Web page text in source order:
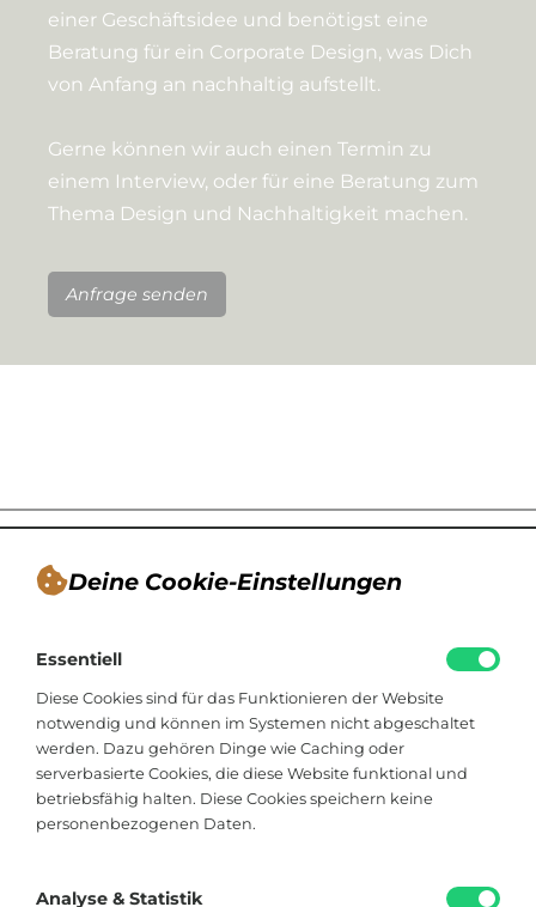
Deine Cookie-Einstellungen
Essentiell
Diese Cookies sind für das Funktionieren der Website
notwendig und können im Systemen nicht abgeschaltet
werden. Dazu gehören Dinge wie Caching oder
serverbasierte Cookies, die diese Website funktional und
betriebsfähig halten. Diese Cookies speichern keine
personenbezogenen Daten.
Analyse & Statistik
einer Geschäftsidee und benötigst eine
Beratung für ein Corporate Design, was Dich
von Anfang an nachhaltig aufstellt.
Gerne können wir auch einen Termin zu
einem Interview, oder für eine Beratung zum
Thema Design und Nachhaltigkeit machen.
Anfrage senden
Blogger, Berater für nachhaltiges
Kommunikationsdesign, Catering
Viktoriastraße 48
33602 Bielefeld
hallo@soistfein.de